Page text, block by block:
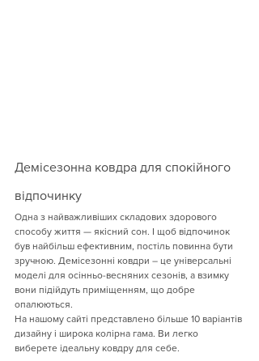
Демісезонна ковдра для спокійного
відпочинку
Одна з найважливіших складових здорового
способу життя — якісний сон. І щоб відпочинок
був найбільш ефективним, постіль повинна бути
зручною. Демісезонні ковдри – це універсальні
моделі для осінньо-весняних сезонів, а взимку
вони підійдуть приміщенням, що добре
опалюються.
На нашому сайті представлено більше 10 варіантів
дизайну і широка колірна гама. Ви легко
виберете ідеальну ковдру для себе.